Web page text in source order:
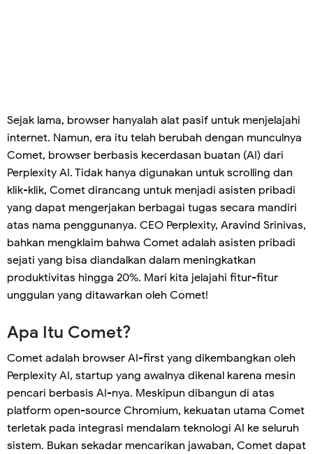
Sejak lama, browser hanyalah alat pasif untuk menjelajahi
internet. Namun, era itu telah berubah dengan munculnya
Comet, browser berbasis kecerdasan buatan (AI) dari
Perplexity AI. Tidak hanya digunakan untuk scrolling dan
klik-klik, Comet dirancang untuk menjadi asisten pribadi
yang dapat mengerjakan berbagai tugas secara mandiri
atas nama penggunanya. CEO Perplexity, Aravind Srinivas,
bahkan mengklaim bahwa Comet adalah asisten pribadi
sejati yang bisa diandalkan dalam meningkatkan
produktivitas hingga 20%. Mari kita jelajahi fitur-fitur
unggulan yang ditawarkan oleh Comet!
Apa Itu Comet?
Comet adalah browser AI-first yang dikembangkan oleh
Perplexity AI, startup yang awalnya dikenal karena mesin
pencari berbasis AI-nya. Meskipun dibangun di atas
platform open-source Chromium, kekuatan utama Comet
terletak pada integrasi mendalam teknologi AI ke seluruh
sistem. Bukan sekadar mencarikan jawaban, Comet dapat